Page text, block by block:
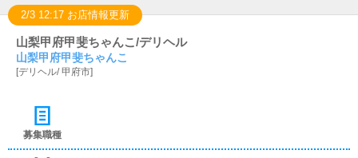
2/3 12:17 お店情報更新
山梨甲府甲斐ちゃんこ/デリヘル
山梨甲府甲斐ちゃんこ
[デリヘル/甲府市]
募集職種